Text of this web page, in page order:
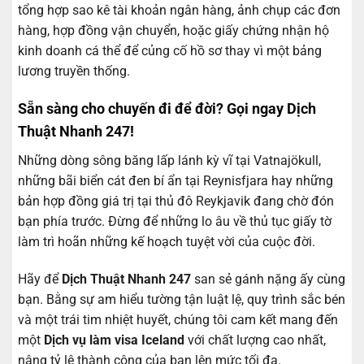
tổng hợp sao kê tài khoản ngân hàng, ảnh chụp các đơn
hàng, hợp đồng vận chuyển, hoặc giấy chứng nhận hộ
kinh doanh cá thể để củng cố hồ sơ thay vì một bảng
lương truyền thống.
Sẵn sàng cho chuyến đi để đời? Gọi ngay Dịch
Thuật Nhanh 247!
Những dòng sông băng lấp lánh kỳ vĩ tại Vatnajökull,
những bãi biển cát đen bí ẩn tại Reynisfjara hay những
bản hợp đồng giá trị tại thủ đô Reykjavik đang chờ đón
bạn phía trước. Đừng để những lo âu về thủ tục giấy tờ
làm trì hoãn những kế hoạch tuyệt vời của cuộc đời.
Hãy để Dịch Thuật Nhanh 247 san sẻ gánh nặng ấy cùng
bạn. Bằng sự am hiểu tường tận luật lệ, quy trình sắc bén
và một trái tim nhiệt huyết, chúng tôi cam kết mang đến
một Dịch vụ làm visa Iceland với chất lượng cao nhất,
nâng tỷ lệ thành công của bạn lên mức tối đa.